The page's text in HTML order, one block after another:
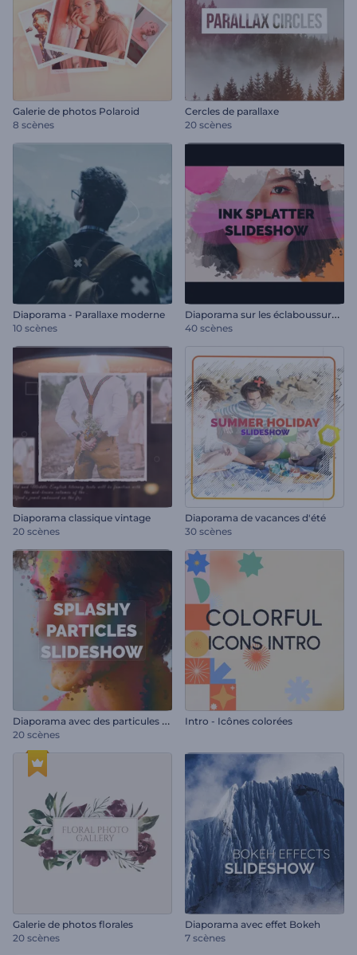
Galerie de photos Polaroid
8 scènes
Cercles de parallaxe
20 scènes
Diaporama - Parallaxe moderne
10 scènes
D
iaporama sur les éclaboussures d'encre
40 scènes
Diaporama classique vintage
20 scènes
Diaporama de vacances d'été
30 scènes
D
iaporama avec des particules éclaboussantes
20 scènes
Intro - Icônes colorées
Galerie de photos florales
20 scènes
Diaporama avec effet Bokeh
7 scènes